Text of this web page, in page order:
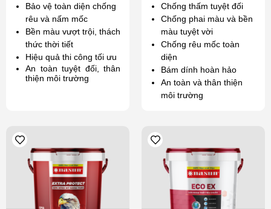
Bảo vệ toàn diện chống
rêu và nấm mốc
Bền màu vượt trội, thách
thức thời tiết
Hiệu quả thi công tối ưu
An toàn tuyệt đối, thân
thiện môi trường
Chống thấm tuyệt đối
Chống phai màu và bền
màu tuyệt vời
Chống rêu mốc toàn
diện
Bám dính hoàn hảo
An toàn và thân thiện
môi trường